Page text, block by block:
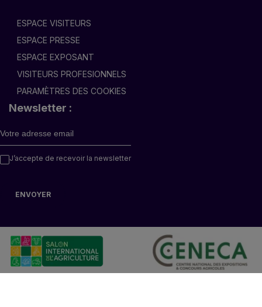
ESPACE EXPOSANTS
ESPACE VISITEURS
ESPACE PRESSE
ESPACE EXPOSANT
VISITEURS PROFESIONNELS
PARAMÈTRES DES COOKIES
Newsletter :
J’accepte de recevoir la newsletter